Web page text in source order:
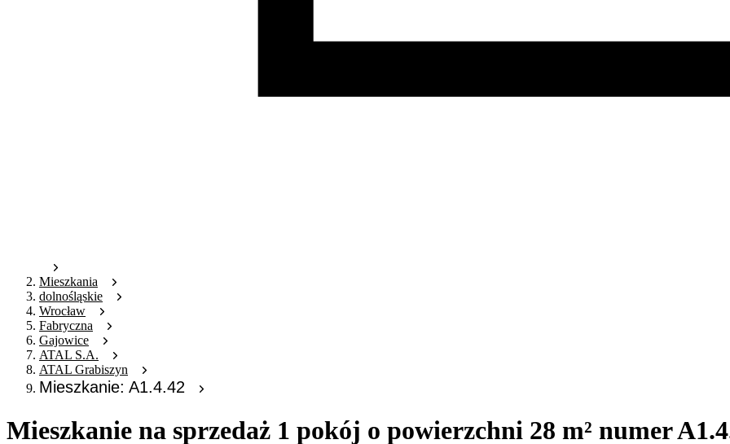
Mieszkania
dolnośląskie
Wrocław
Fabryczna
Gajowice
ATAL S.A.
ATAL Grabiszyn
Mieszkanie: A1.4.42
Mieszkanie na sprzedaż 1 pokój o powierzchni 28 m² numer